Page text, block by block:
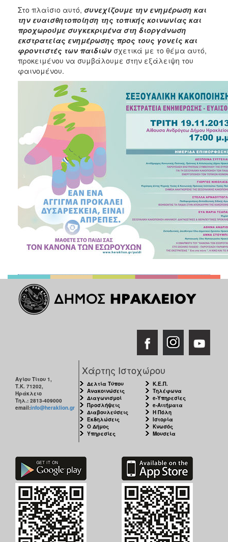
ΤΟΠΟΣ
ΠΟΛΙΤΙΣΜΟΣ
Στο πλαίσιο αυτό, συνεχίζουμε την ενημέρωση και
την ευαισθητοποίηση της τοπικής κοινωνίας και
προχωρούμε συγκεκριμένα στη διοργάνωση
εκστρατείας ενημέρωσης προς τους γονείς και
φροντιστές των παιδιών σχετικά με το θέμα αυτό,
προκειμένου να συμβάλουμε στην εξάλειψη του
φαινομένου.
Αγίου Τίτου 1,
Τ.Κ. 71202,
Ηράκλειο
Τηλ.: 2813-409000
email:info@heraklion.gr
Χάρτης Ιστοχώρου
Δελτία Τύπου
Ανακοινώσεις
Διαγωνισμοί
Προσλήψεις
Διαβουλεύσεις
Εκδηλώσεις
Ο Δήμος
Υπηρεσίες
Κ.Ε.Π.
Τηλέφωνα
e-Υπηρεσίες
e-Αιτήματα
Η Πόλη
Ιστορία
Κνωσός
Μουσεία